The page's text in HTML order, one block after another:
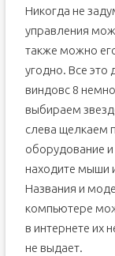
Никогда не
управления
также можно
угодно. Все это
виндовс 8
выбираем
слева щелкаем
оборудование
находите мыши
Названия и
компьютере
в интернете их
не выдает.